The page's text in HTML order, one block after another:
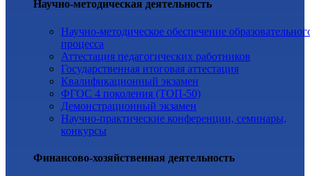
Научно-методическая деятельность
Научно-методическое обеспечение
процесса
Аттестация педагогических работников
Государственная итоговая аттестация
Квалификационный экзамен
ФГОС 4 поколения (ТОП-50)
Демонстрационный экзамен
Научно-практические конференции, семинары,
конкурсы
Финансово-хозяйственная деятельность